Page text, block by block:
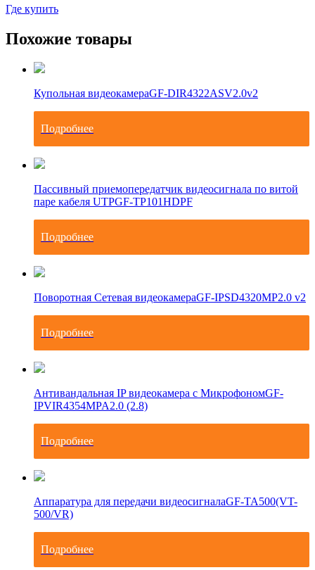
Где купить
Похожие товары
Купольная видеокамераGF-DIR4322ASV2.0v2
Подробнее
Пассивный приемопередатчик видеосигнала по витой
паре кабеля UTPGF-TP101HDPF
Подробнее
Поворотная Сетевая видеокамераGF-IPSD4320MP2.0 v2
Подробнее
Антивандальная IP видеокамера с МикрофономGF-
IPVIR4354MPA2.0 (2.8)
Подробнее
Аппаратура для передачи видеосигналаGF-TA500(VT-
500/VR)
Подробнее